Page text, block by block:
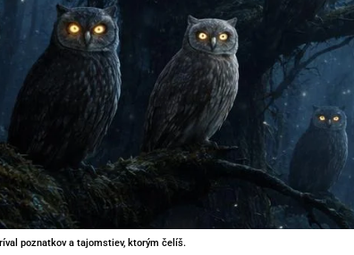
poznatkov a tajomstiev, ktorým čelíš.